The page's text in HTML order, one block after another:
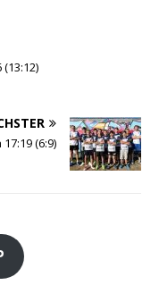
17:19 (6:9)